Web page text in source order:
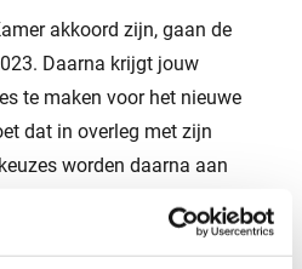
akkoord zijn, gaan de
Daarna krijgt jouw
te maken voor het nieuwe
dat in overleg met zijn
worden daarna aan
Zodra de nieuwe regels